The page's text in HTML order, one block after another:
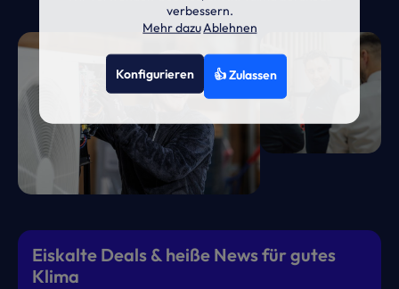
Eiskalte Deals & heiße News für gutes
Klima
verbessern.
Mehr dazuAblehnen
Konfigurieren 👍 Zulassen